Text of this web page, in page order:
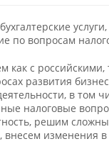
по вопросам
как с
развития
в том
налоговые
решим
внесем изменения